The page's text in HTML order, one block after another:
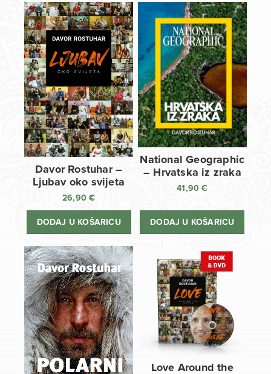
Davor Rostuhar –
Ljubav oko svijeta
26,90€
DODAJ U KOŠARICU
National Geographic
– Hrvatska iz zraka
41,90€
DODAJ U KOŠARICU
Love Around the